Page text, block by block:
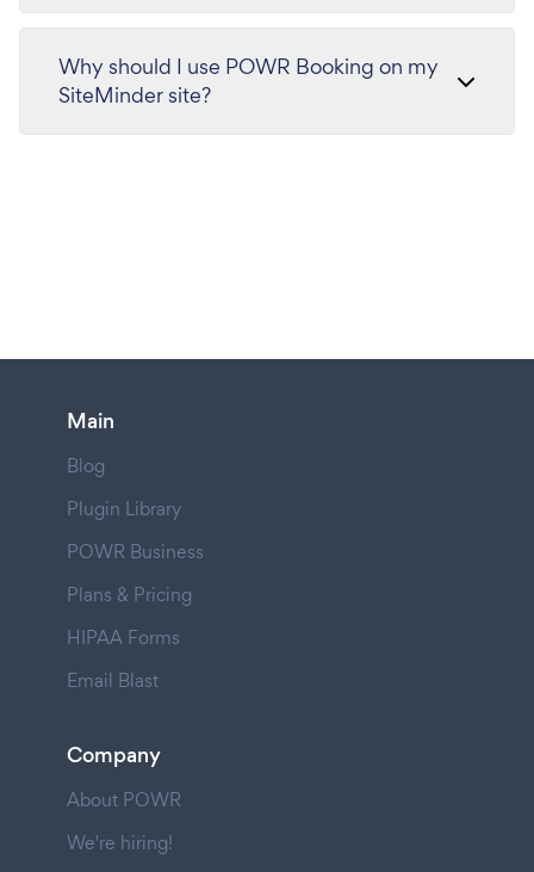
Why should I use POWR Booking on my
SiteMinder site?
Main
Blog
Plugin Library
POWR Business
Plans & Pricing
HIPAA Forms
Email Blast
Company
About POWR
We're hiring!